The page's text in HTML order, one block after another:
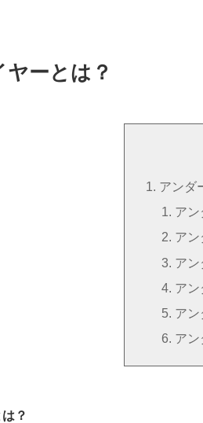
ーとは？
アンダ
アン
アン
ア
ア
アン
アン
？